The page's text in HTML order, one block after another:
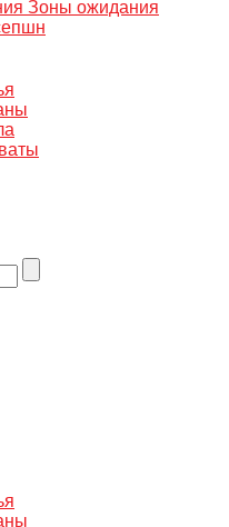
Зоны ожидания